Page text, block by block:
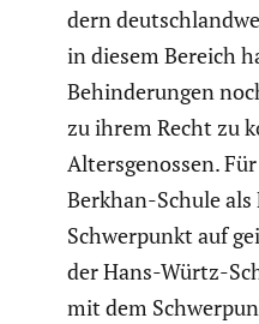
dern
in diesem Bereich
Behin­de­rungen
zu ihrem Recht zu
Alters­ge­nossen.
Berkhan-Schule
Schwer­punkt auf
der Hans-Würtz-
mit dem